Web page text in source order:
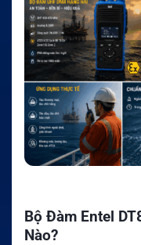
Bộ Đàm Entel
Nào?